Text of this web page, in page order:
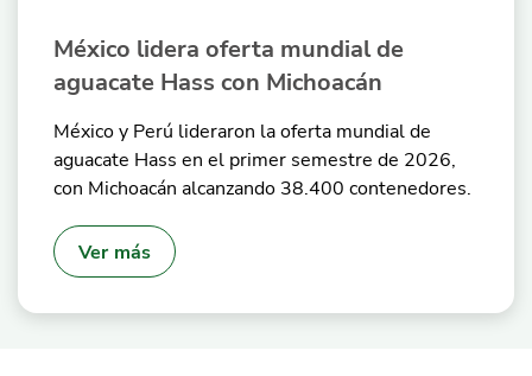
México lidera oferta mundial de
aguacate Hass con Michoacán
México y Perú lideraron la oferta mundial de
aguacate Hass en el primer semestre de 2026,
con Michoacán alcanzando 38.400 contenedores.
Ver más